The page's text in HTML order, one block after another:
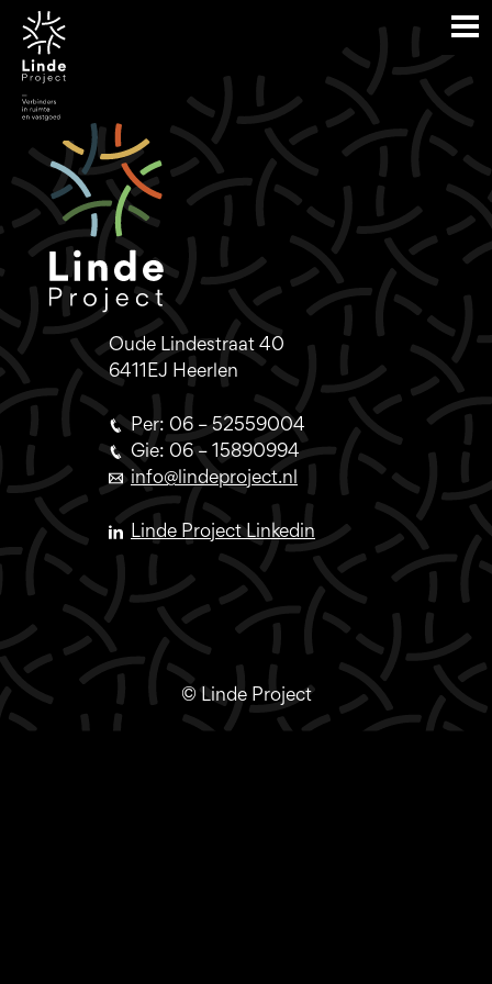
Oude Lindestraat 40
6411EJ Heerlen
Per: 06 – 52559004
Gie: 06 – 15890994
info@lindeproject.nl
Linde Project Linkedin
© Linde Project